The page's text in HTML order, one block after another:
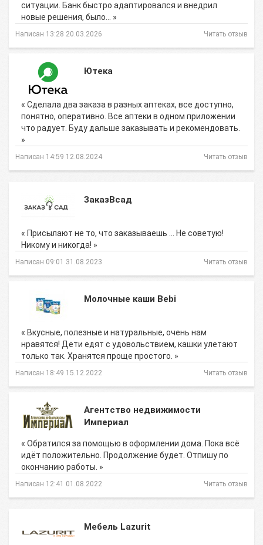
ситуации. Банк быстро адаптировался и внедрил
новые решения, было… »
Написан 13:28 20.03.2026 Читать отзыв
Ютека
« Сделала два заказа в разных аптеках, все доступно,
понятно, оперативно. Все аптеки в одном приложении
что радует. Буду дальше заказывать и рекомендовать.
»
Написан 14:59 12.08.2024 Читать отзыв
ЗаказВсад
« Присылают не то, что заказываешь ... Не советую!
Никому и никогда! »
Написан 09:01 31.08.2023 Читать отзыв
Молочные каши Bebi
« Вкусные, полезные и натуральные, очень нам
нравятся! Дети едят с удовольствием, кашки улетают
только так. Хранятся проще простого. »
Написан 18:49 15.12.2022 Читать отзыв
Агентство недвижимости
Империал
« Обратился за помощью в оформлении дома. Пока всё
идёт положительно. Продолжение будет. Отпишу по
окончанию работы. »
Написан 12:41 01.08.2022 Читать отзыв
Мебель Lazurit